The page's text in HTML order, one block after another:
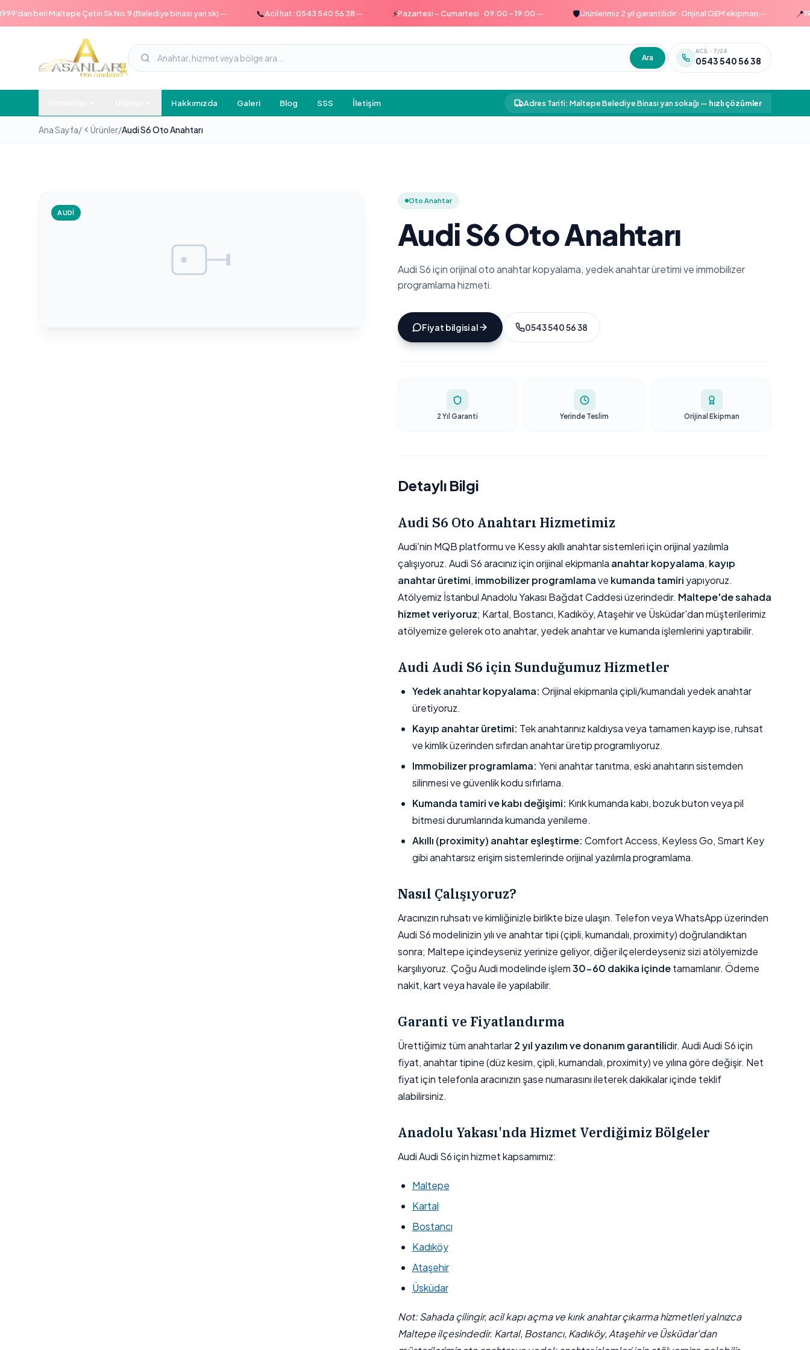
beri Maltepe Çetin Sk No:9 (Belediye binası yan sk)— Acil hat: 0543 540 56 38— Pazartesi – Cumartesi · 09:00 – 19:00— Ürünlerimiz 2 yıl garantilidir · Orijinal OEM ekipman—
Ara
ACIL · 7/24
0543 540 56 38
Hakkımızda Galeri Blog SSS İletişim Adres Tarifi: Maltepe Belediye Binası yan sokağı— hızlı çözümler
Ana Sayfa/ Ürünler/Audi S6 Oto Anahtarı
AUDI
Oto Anahtar
Audi S6 Oto Anahtarı
Audi S6 için orijinal oto anahtar kopyalama, yedek anahtar üretimi ve immobilizer
programlama hizmeti.
Fiyat bilgisi al 0543 540 56 38
2 Yıl Garanti Yerinde Teslim Orijinal Ekipman
Detaylı Bilgi
Audi S6 Oto Anahtarı Hizmetimiz
Audi'nin MQB platformu ve Kessy akıllı anahtar sistemleri için orijinal yazılımla
çalışıyoruz. Audi S6 aracınız için orijinal ekipmanla anahtar kopyalama, kayıp
anahtar üretimi, immobilizer programlamave kumanda tamiri yapıyoruz.
Atölyemiz İstanbul Anadolu Yakası Bağdat Caddesi üzerindedir. Maltepe'de sahada
hizmet veriyoruz; Kartal, Bostancı, Kadıköy, Ataşehir ve Üsküdar'dan müşterilerimiz
atölyemize gelerek oto anahtar, yedek anahtar ve kumanda işlemlerini yaptırabilir.
Audi Audi S6 için Sunduğumuz Hizmetler
Yedek anahtar kopyalama: Orijinal ekipmanla çipli/kumandalı yedek anahtar
üretiyoruz.
Kayıp anahtar üretimi: Tek anahtarınız kaldıysa veya tamamen kayıp ise, ruhsat
ve kimlik üzerinden sıfırdan anahtar üretip programlıyoruz.
Immobilizer programlama: Yeni anahtar tanıtma, eski anahtarın sistemden
silinmesi ve güvenlik kodu sıfırlama.
Kumanda tamiri ve kabı değişimi: Kırık kumanda kabı, bozuk buton veya pil
bitmesi durumlarında kumanda yenileme.
Akıllı (proximity) anahtar eşleştirme: Comfort Access, Keyless Go, Smart Key
gibi anahtarsız erişim sistemlerinde orijinal yazılımla programlama.
Nasıl Çalışıyoruz?
Aracınızın ruhsatı ve kimliğinizle birlikte bize ulaşın. Telefon veya WhatsApp üzerinden
Audi S6 modelinizin yılı ve anahtar tipi (çipli, kumandalı, proximity) doğrulandıktan
sonra; Maltepe içindeyseniz yerinize geliyor, diğer ilçelerdeyseniz sizi atölyemizde
karşılıyoruz. Çoğu Audi modelinde işlem30-60 dakika içindetamamlanır. Ödeme
nakit, kart veya havale ile yapılabilir.
Garanti ve Fiyatlandırma
Ürettiğimiz tüm anahtarlar2 yıl yazılım ve donanım garantilidir. Audi Audi S6 için
fiyat, anahtar tipine (düz kesim, çipli, kumandalı, proximity) ve yılına göre değişir. Net
fiyat için telefonla aracınızın şase numarasını ileterek dakikalar içinde teklif
alabilirsiniz.
Anadolu Yakası'nda Hizmet Verdiğimiz Bölgeler
Audi Audi S6 için hizmet kapsamımız:
Maltepe
Kartal
Bostancı
Kadıköy
Ataşehir
Üsküdar
Not: Sahada çilingir, acil kapı açma ve kırık anahtar çıkarma hizmetleri yalnızca
Maltepe ilçesindedir. Kartal, Bostancı, Kadıköy, Ataşehir ve Üsküdar'dan